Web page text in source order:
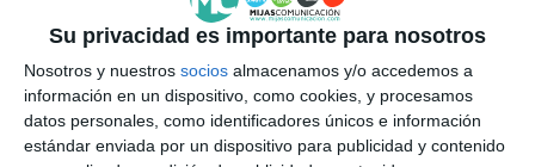
Su privacidad es importante para nosotros
Nosotros y nuestros socios almacenamos y/o accedemos a
información en un dispositivo, como cookies, y procesamos
datos personales, como identificadores únicos e información
estándar enviada por un dispositivo para publicidad y contenido